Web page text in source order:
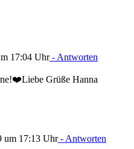
17:04 Uhr- Antworten
Grüße Hanna
um 17:13 Uhr- Antworten